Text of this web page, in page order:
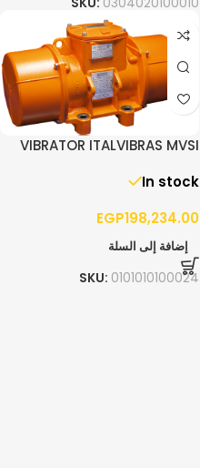
SKU: 0304020100010
VIBRATOR ITALVIBRAS MVSI
In stock
EGP198,234.00
إضافة إلى السلة
SKU: 0101010100024